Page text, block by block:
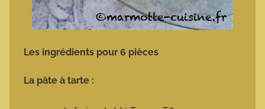
Les ingrédients pour 6 pièces
La pâte à tarte :